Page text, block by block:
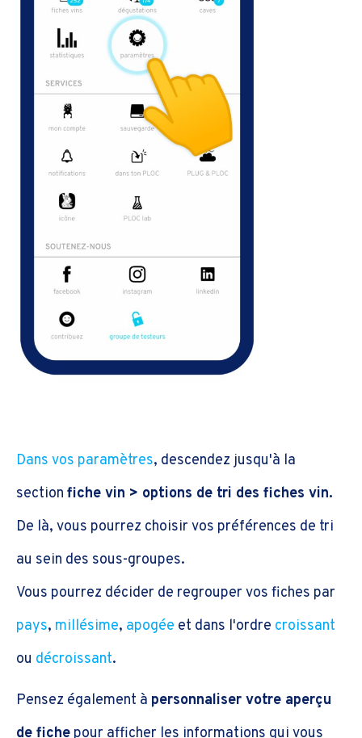
Dans vos paramètres, descendez jusqu'à la
section fiche vin > options de tri des fiches vin.
De là, vous pourrez choisir vos préférences de tri
au sein des sous-groupes.
Vous pourrez décider de regrouper vos fiches par
pays, millésime, apogée et dans l'ordre croissant
ou décroissant.
Pensez également à personnaliser votre aperçu
de fiche pour afficher les informations qui vous